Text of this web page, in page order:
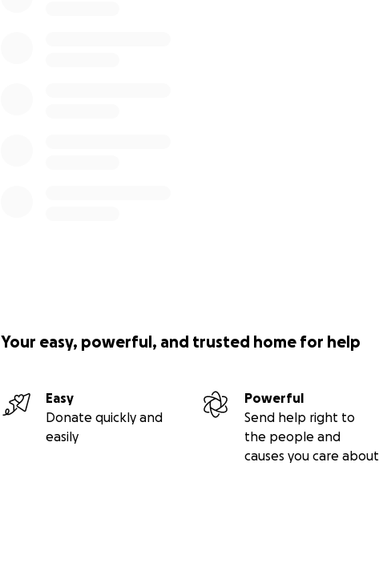
Your easy, powerful, and trusted home for help
Easy
Donate quickly and
easily
Powerful
Send help right to
the people and
causes you care about